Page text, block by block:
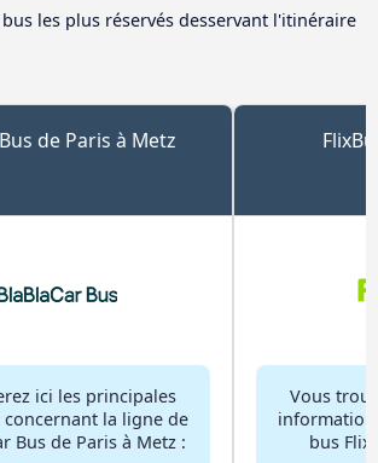
les plus réservés desservant l'itinéraire
de Paris à Metz
ici les principales
la ligne de
Bus de Paris à Metz :
Vous
bus